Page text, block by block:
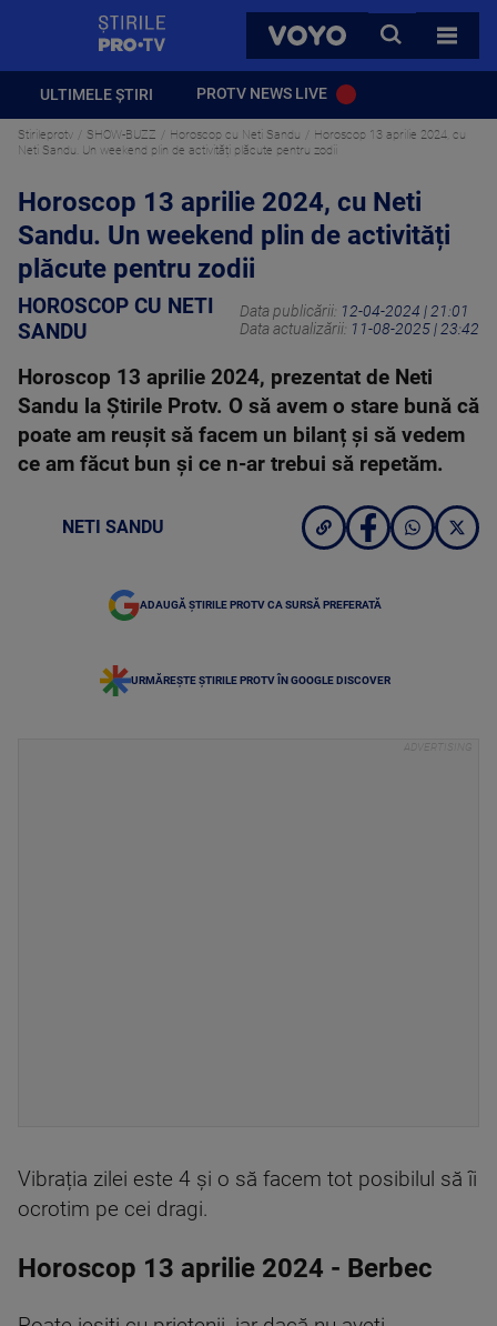
VOYO
CAUTA
TOATE
ULTIMELE ȘTIRI PROTV NEWS LIVE
Stirileprotv SHOW-BUZZ Horoscop cu Neti Sandu
Horoscop 13 aprilie 2024, cu
Neti Sandu. Un weekend plin de activități plăcute pentru zodii
Horoscop 13 aprilie 2024, cu Neti
Sandu. Un weekend plin de activități
plăcute pentru zodii
HOROSCOP CU NETI
SANDU
Data publicării: 12-04-2024 | 21:01
Data actualizării: 11-08-2025 | 23:42
Horoscop 13 aprilie 2024, prezentat de Neti
Sandu la Știrile Protv. O să avem o stare bună că
poate am reușit să facem un bilanț și să vedem
ce am făcut bun și ce n-ar trebui să repetăm.
NETI SANDU
ADAUGĂ ȘTIRILE PROTV CA SURSĂ PREFERATĂ
URMĂREȘTE ȘTIRILE PROTV ÎN GOOGLE DISCOVER
Vibrația zilei este 4 și o să facem tot posibilul să îi
ocrotim pe cei dragi.
Horoscop 13 aprilie 2024 - Berbec